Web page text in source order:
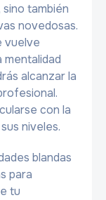
también
novedosas.
vuelve
mentalidad
alcanzar la
con la
niveles.
blandas
para
tu